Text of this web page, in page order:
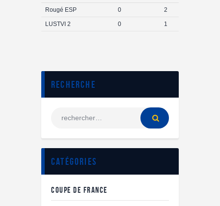
Rougé ESP 0 2
LUSTVI 2 0 1
Recherche
Catégories
COUPE DE FRANCE